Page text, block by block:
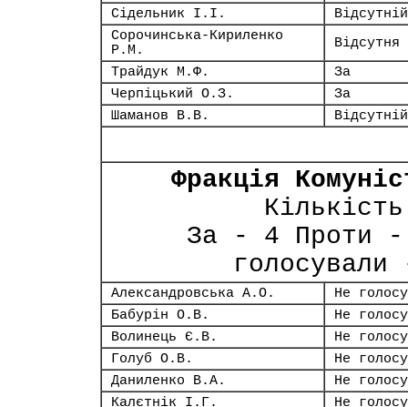
Сідельник І.І.
Відсутній
Сорочинська-Кириленко
Р.М.
Відсутня
Трайдук М.Ф.
За
Черпіцький О.З.
За
Шаманов В.В.
Відсутній
Фракція
За - 4 Проти -
Александровська А.О.
Не
Бабурін О.В.
Не
Волинець Є.В.
Не
Голуб О.В.
Не
Даниленко В.А.
Не
Калєтнік І.Г.
Не